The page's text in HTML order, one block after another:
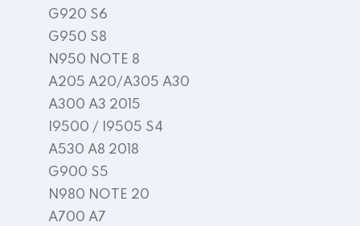
G920 S6
G950 S8
N950 NOTE 8
A205 A20/A305 A30
A300 A3 2015
I9500 / I9505 S4
A530 A8 2018
G900 S5
N980 NOTE 20
A700 A7